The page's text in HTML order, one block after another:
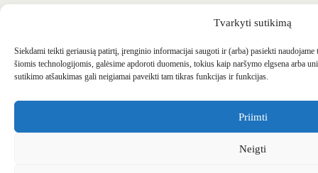
Tvarkyti sutikimą
Siekdami teikti geriausią patirtį, įrenginio informacijai saugoti ir (arba) pasiekti
šiomis technologijomis, galėsime apdoroti duomenis, tokius kaip naršymo elgsena arba
sutikimo atšaukimas gali neigiamai paveikti tam tikras funkcijas ir funkcijas.
Priimti
Neigti